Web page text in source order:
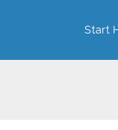
Start